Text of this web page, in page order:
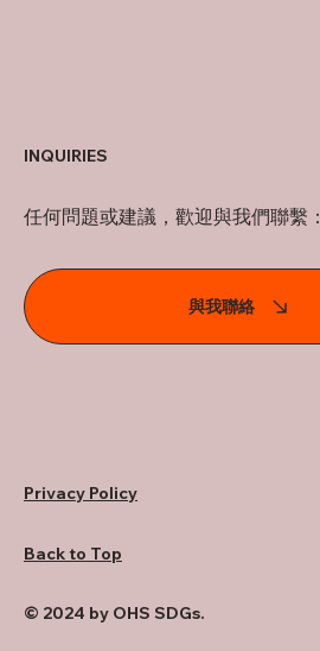
INQUIRIES
任何問題或建議，歡迎與我們聯繫：
與我聯絡
Privacy Policy
Back to Top
© 2024 by OHS SDGs.